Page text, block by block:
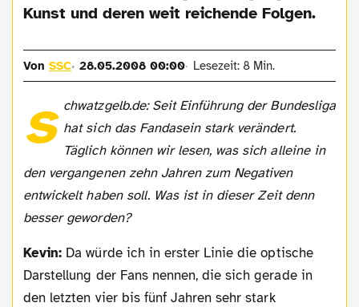
Kunst und deren weit reichende Folgen.
VonSSC 28.05.2008 00:00 Lesezeit: 8 Min.
s chwatzgelb.de: Seit Einführung der Bundesliga
hat sich das Fandasein stark verändert.
Täglich können wir lesen, was sich alleine in
den vergangenen zehn Jahren zum Negativen
entwickelt haben soll. Was ist in dieser Zeit denn
besser geworden?
Kevin: Da würde ich in erster Linie die optische
Darstellung der Fans nennen, die sich gerade in
den letzten vier bis fünf Jahren sehr stark